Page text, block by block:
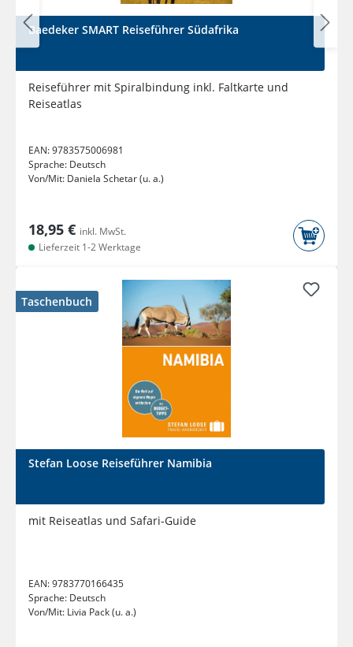
Baedeker SMART Reiseführer Südafrika
Reiseführer mit Spiralbindung inkl. Faltkarte und
Reiseatlas
EAN:9783575006981
Sprache: Deutsch
Von/Mit: Daniela Schetar (u. a.)
18,95 € inkl. MwSt.
Lieferzeit 1-2 Werktage
Taschenbuch
Stefan Loose Reiseführer Namibia
mit Reiseatlas und Safari-Guide
EAN:9783770166435
Sprache: Deutsch
Von/Mit: Livia Pack (u. a.)